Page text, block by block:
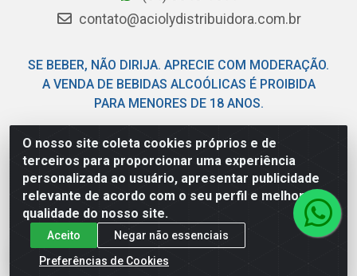
O nosso site coleta cookies próprios e de
terceiros para proporcionar uma experiência
personalizada ao usuário, apresentar publicidade
relevante de acordo com o seu perfil e melhorar a
qualidade do nosso site.
Aceito
Negar não essenciais
Preferências de Cookies
contato@aciolydistribuidora.com.br
SE BEBER, NÃO DIRIJA. APRECIE COM MODERAÇÃO.
A VENDA DE BEBIDAS ALCOÓLICAS É PROIBIDA
PARA MENORES DE 18 ANOS.
Acioly Distribuidora - Av Piloto Pereira Tim - Parque de
Exposições - Parnamirim/RN - CEP 59146-480 - CNPJ
06.029.901/0001-92